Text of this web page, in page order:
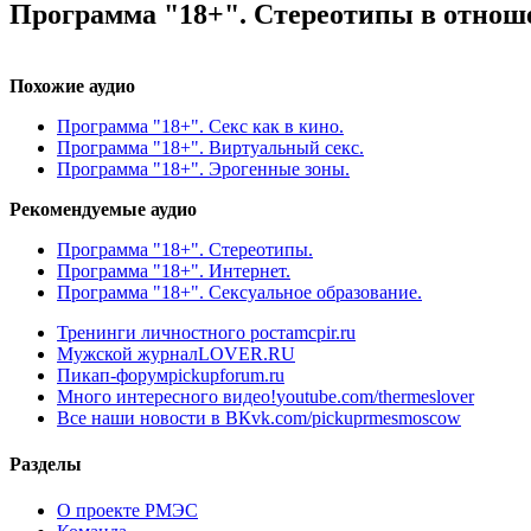
Программа "18+". Стереотипы в
Похожие аудио
Программа "18+". Секс как в кино.
Программа "18+". Виртуальный секс.
Программа "18+". Эрогенные зоны.
Рекомендуемые аудио
Программа "18+". Стереотипы.
Программа "18+". Интернет.
Программа "18+". Сексуальное образование.
Тренинги личностного ростаmcpir.ru
Мужской журналLOVER.RU
Пикап-форумpickupforum.ru
Много интересного видео!youtube.com/thermeslover
Все наши новости в ВКvk.com/pickuprmesmoscow
Разделы
О проекте РМЭС